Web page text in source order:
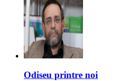
Odiseu printre noi